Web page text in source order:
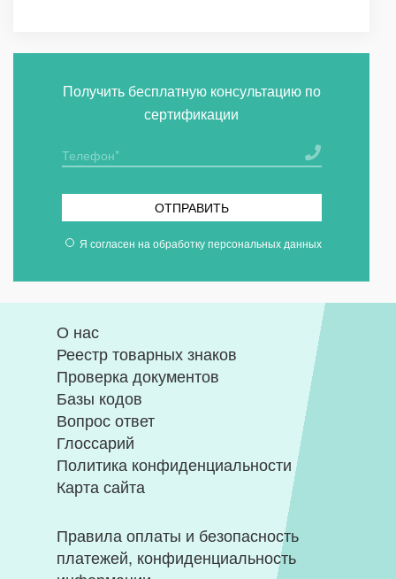
Получить бесплатную консультацию по
сертификации
ОТПРАВИТЬ
Я согласен на обработку персональных данных
О нас
Реестр товарных знаков
Проверка документов
Базы кодов
Вопрос ответ
Глоссарий
Политика конфиденциальности
Карта сайта
Правила оплаты и безопасность
платежей, конфиденциальность